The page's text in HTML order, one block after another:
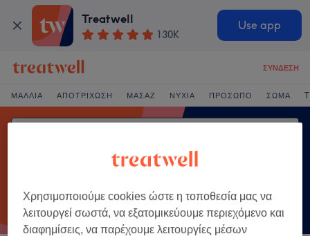
Treatwell
130K
Use app
ΣΎΝΔΕΣΗ
ΜΑΛΛΙΆ ΑΠΟΤΡΊΧΩΣΗ ΜΑΣΆΖ ΝΎΧΙΑ ΠΡΌΣΩΠΟ ΣΏΜΑ
Χρησιμοποιούμε cookies ώστε η τοποθεσία μας να
λειτουργεί σωστά, να εξατομικεύουμε περιεχόμενο και
διαφημίσεις, να παρέχουμε λειτουργίες μέσων